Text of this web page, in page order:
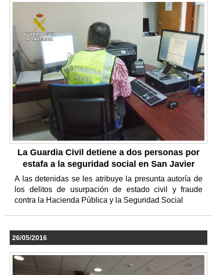
La Guardia Civil detiene a dos personas por
estafa a la seguridad social en San Javier
A las detenidas se les atribuye la presunta autoría de
los delitos de usurpación de estado civil y fraude
contra la Hacienda Pública y la Seguridad Social
26/05/2016